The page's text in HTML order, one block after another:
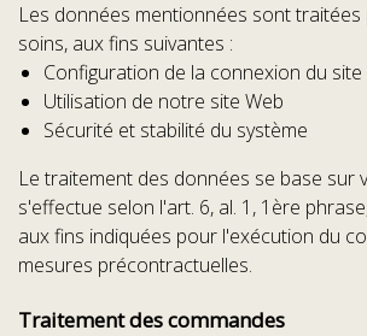
Les données mentionnées sont
soins, aux fins suivantes :
Configuration de la connexion du site
Utilisation de notre site Web
Sécurité et stabilité du système
Le traitement des données se base sur
s'effectue selon l'art. 6, al. 1, 1ère
aux fins indiquées pour l'exécution du
mesures précontractuelles.
Traitement des commandes